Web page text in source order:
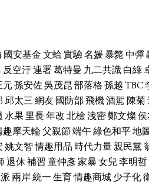
國安基金文蛤實驗名媛暴斃中彈
反空汙連署葛特曼 九二共識白綠
元孫安佐吳茂昆部落格孫越TBC
邱太三網友國防部飛機酒駕陳菊
水果里長年改北檢洩密鄭文燦
趣摩天輪父親節端午綠色和平地
姚文智情趣用品 時代力量親民黨
退休補習童仲彥家暴女兒李明哲
兩岸統一生育情趣商城少子化